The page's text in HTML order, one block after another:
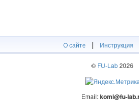
О сайте | Инструкция
© FU-Lab2026
Email:komi@fu-